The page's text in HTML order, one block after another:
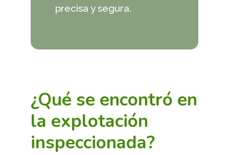
precisa y segura.
¿Qué se encontró en
la explotación
inspeccionada?